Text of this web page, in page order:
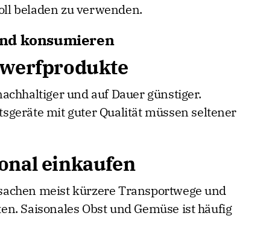
beladen zu verwenden.
konsumieren
und auf Dauer günstiger.
mit guter Qualität müssen seltener
einkaufen
meist kürzere Transportwege und
Saisonales Obst und Gemüse ist häufig